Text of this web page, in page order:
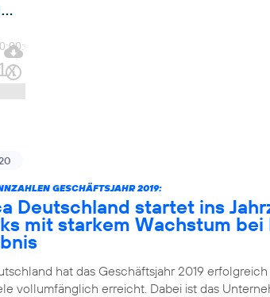
GESCHÄFTSJAHR 2019:
Deutschland startet ins
mit starkem Wachstum bei
hat das Geschäftsjahr 2019
vollumfänglich erreicht. Dabei ist das